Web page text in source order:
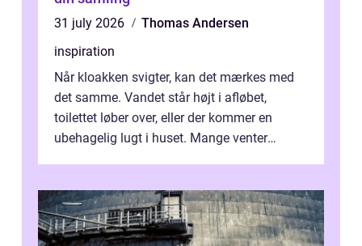
31 july 2026
Thomas Andersen
inspiration
Når kloakken svigter, kan det mærkes med
det samme. Vandet står højt i afløbet,
toilettet løber over, eller der kommer en
ubehagelig lugt i huset. Mange venter